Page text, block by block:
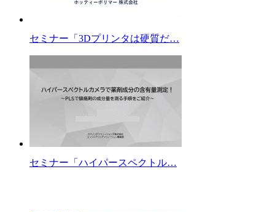
セミナー「3Dプリンタは硬質だ…
セミナー「ハイパースペクトル…